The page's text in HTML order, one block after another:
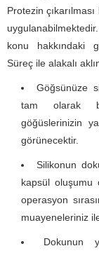
Protezin
konu hakkındaki
Süreç ile alakalı
Göğsünüze
tam olarak
göğüslerinizin
görünecektir.
Silikonun
kapsül oluşumu
operasyon
muayeneleriniz
Dokunun